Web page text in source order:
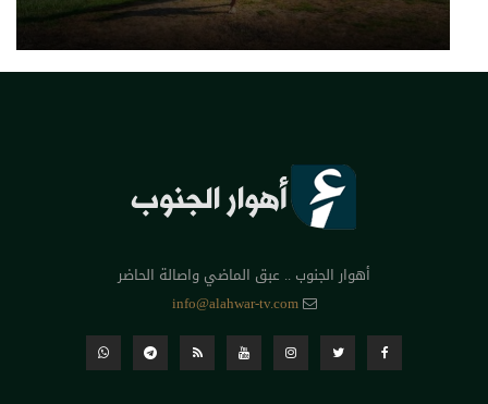
أهوار الجنوب .. عبق الماضي واصالة الحاضر
info@alahwar-tv.com